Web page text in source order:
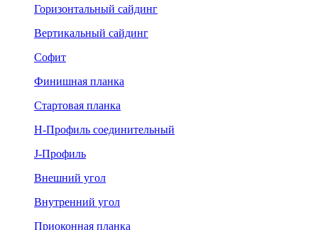
Горизонтальный сайдинг
Вертикальный сайдинг
Софит
Финишная планка
Стартовая планка
Н-Профиль соединительный
J-Профиль
Внешний угол
Внутренний угол
Приоконная планка